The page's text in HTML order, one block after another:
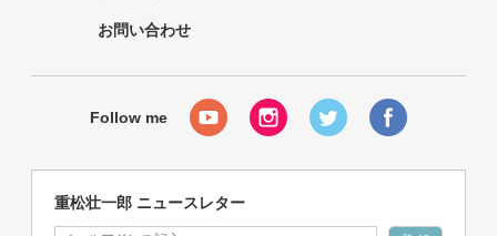
お問い合わせ
重松壮一郎 ニュースレター